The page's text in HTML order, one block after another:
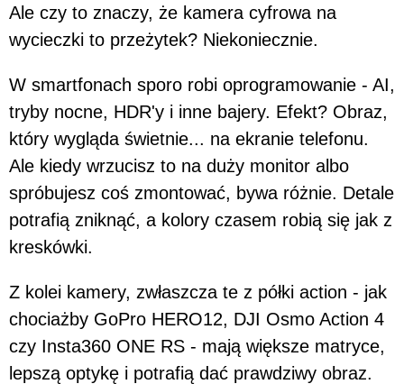
Ale czy to znaczy, że kamera cyfrowa na
wycieczki to przeżytek? Niekoniecznie.
W smartfonach sporo robi oprogramowanie - AI,
tryby nocne, HDR'y i inne bajery. Efekt? Obraz,
który wygląda świetnie... na ekranie telefonu.
Ale kiedy wrzucisz to na duży monitor albo
spróbujesz coś zmontować, bywa różnie. Detale
potrafią zniknąć, a kolory czasem robią się jak z
kreskówki.
Z kolei kamery, zwłaszcza te z półki action - jak
chociażby GoPro HERO12, DJI Osmo Action 4
czy Insta360 ONE RS - mają większe matryce,
lepszą optykę i potrafią dać prawdziwy obraz.